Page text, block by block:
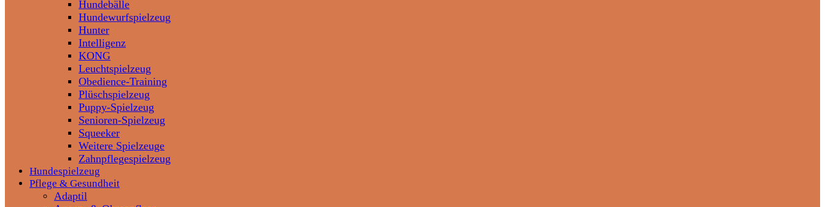
Hundebälle
Hundewurfspielzeug
Hunter
Intelligenz
KONG
Leuchtspielzeug
Obedience-Training
Plüschspielzeug
Puppy-Spielzeug
Senioren-Spielzeug
Squeeker
Weitere Spielzeuge
Zahnpflegespielzeug
Hundespielzeug
Pflege & Gesundheit
Adaptil